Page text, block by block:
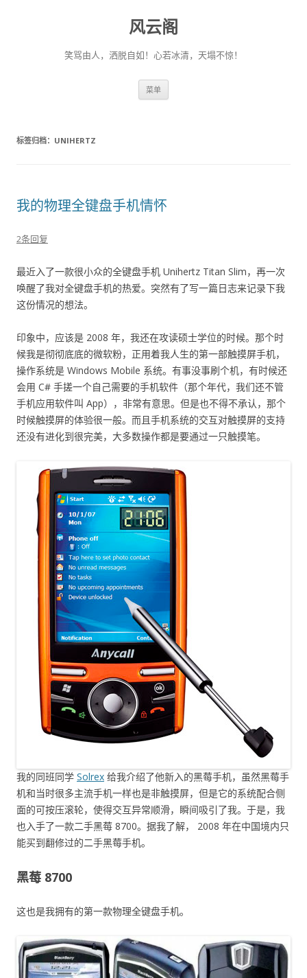
风云阁
笑骂由人，洒脱自如！心若冰清，天塌不惊！
菜单
标签归档： UNIHERTZ
我的物理全键盘手机情怀
2条回复
最近入了一款很小众的全键盘手机 Unihertz Titan Slim，再一次
唤醒了我对全键盘手机的热爱。突然有了写一篇日志来记录下我
这份情况的想法。
印象中，应该是 2008 年，我还在攻读硕士学位的时候。那个时
候我是彻彻底底的微软粉，正用着我人生的第一部触摸屏手机，
操作系统是 Windows Mobile 系统。有事没事刷个机，有时候还
会用 C# 手搓一个自己需要的手机软件（那个年代，我们还不管
手机应用软件叫 App），非常有意思。但是也不得不承认，那个
时候触摸屏的体验很一般。而且手机系统的交互对触摸屏的支持
还没有进化到很完美，大多数操作都是要通过一只触摸笔。
我的同班同学 Solrex 给我介绍了他新入的黑莓手机，虽然黑莓手
机和当时很多主流手机一样也是非触摸屏，但是它的系统配合侧
面的可按压滚轮，使得交互异常顺滑，瞬间吸引了我。于是，我
也入手了一款二手黑莓 8700。据我了解， 2008 年在中国境内只
能买到翻修过的二手黑莓手机。
黑莓 8700
这也是我拥有的第一款物理全键盘手机。